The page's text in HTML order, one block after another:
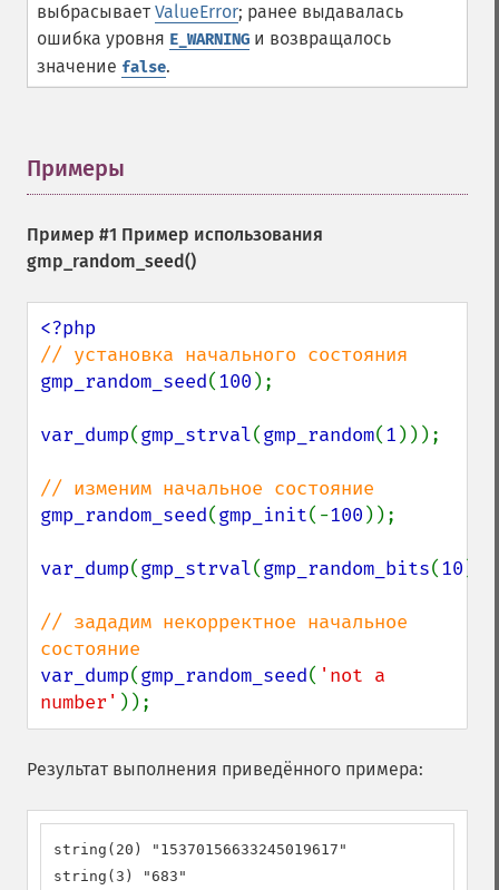
выбрасывает ValueError; ранее выдавалась
ошибка уровня E_WARNING и возвращалось
значение false.
Примеры
Пример #1 Пример использования
gmp_random_seed()
gmp_random_seed(100 );
var_dump(gmp_strval(gmp_random(1 )));
gmp_random_seed(gmp_init(-100 ));
var_dump(gmp_strval(gmp_random_bits(10
// зададим некорректное начальное
var_dump(gmp_random_seed( 'not a
number' ));
Результат выполнения приведённого примера:
string(20) "15370156633245019617"
string(3) "683"